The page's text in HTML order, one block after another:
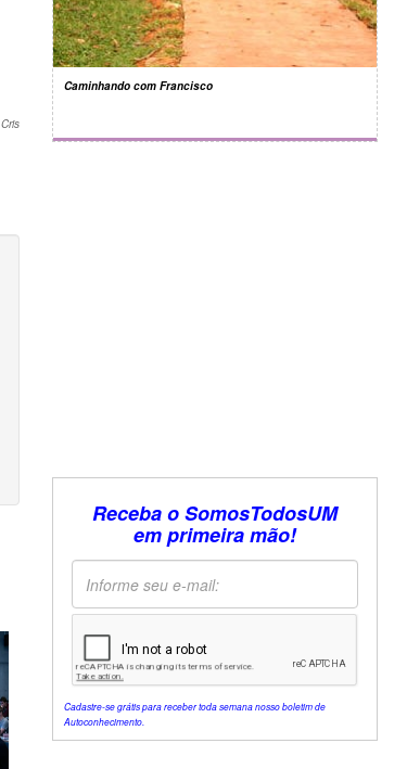
Cris
Caminhando com Francisco
Receba o SomosTodosUM
em primeira mão!
Cadastre-se grátis para receber toda semana nosso boletim de
Autoconhecimento.